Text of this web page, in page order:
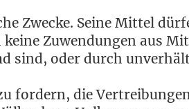
Zwe­cke. Sei­ne Mit­tel
Zuwen­dun­gen aus
sind, oder durch
for­dern, die